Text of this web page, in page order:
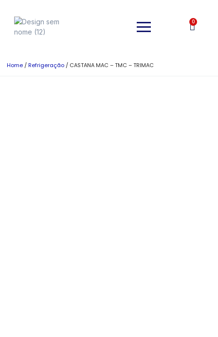
0
Home /Refrigeração / CASTANA MAC – TMC – TRIMAC